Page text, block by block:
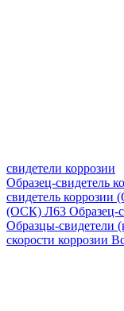
свидетели коррозии
Образец-свидетель
свидетель
(ОСК) Л63 Образец-
Образцы-свидетели
скорости коррозии